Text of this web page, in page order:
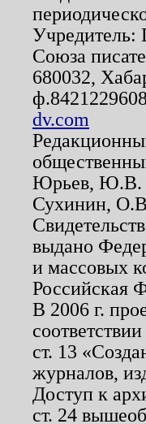
Учредитель:
Союза
680032,
dv.com
Юрьев, Ю.В.
Сухинин,
выдано
и массовых
Российская
В 2006 г.
соответствии
ст. 13
журналов,
Доступ к
ст. 24